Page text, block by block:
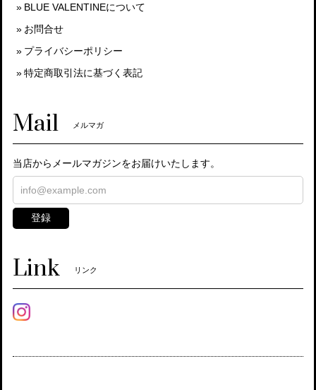
BLUE VALENTINEについて
お問合せ
プライバシーポリシー
特定商取引法に基づく表記
Mail メルマガ
当店からメールマガジンをお届けいたします。
登録
Link リンク